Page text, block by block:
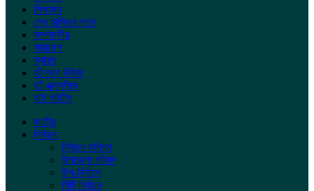
শিক্ষাঙ্গন
শেখ হাসিনার পতন
সম্পাদকীয়
সারাদেশ
স্বাস্থ্য
হট আপ নিউজ
হট এক্সলুসিভ
হাই লাইটস
জাতীয়
নির্বাচন
নির্বাচন কমিশন
উপজেলা পরিষদ
উপ-নির্বাচন
সিটি নির্বাচন